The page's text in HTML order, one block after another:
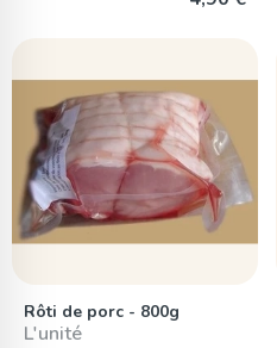
Rôti de porc - 800g
L'unité